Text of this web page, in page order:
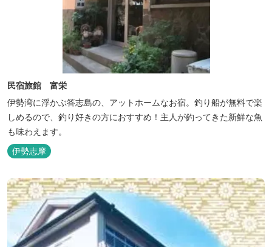
民宿旅館 富栄
伊勢湾に浮かぶ答志島の、アットホームなお宿。釣り船が無料で楽
しめるので、釣り好きの方におすすめ！主人が釣ってきた新鮮な魚
も味わえます。
伊勢志摩